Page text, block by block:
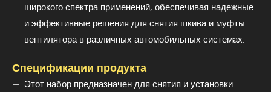
широкого спектра применений, обеспечивая надежные
и эффективные решения для снятия шкива и муфты
вентилятора в различных автомобильных системах.
Спецификации продукта
Этот набор предназначен для снятия и установки